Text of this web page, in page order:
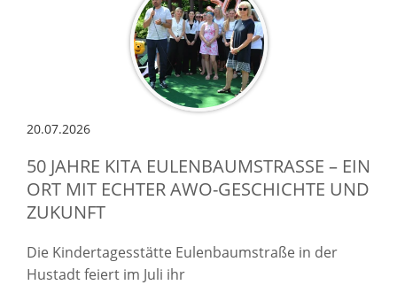
20.07.2026
50 JAHRE KITA EULENBAUMSTRASSE – EIN O
RT MIT ECHTER AWO-GESCHICHTE UND Z
UKUNFT
Die Kindertagesstätte Eulenbaumstraße in der
Hustadt feiert im Juli ihr